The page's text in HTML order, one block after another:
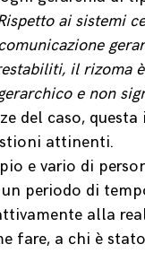
ai sistemi
il rizoma
e non
del caso,
attinenti.
e vario di
periodo di
alla
fare, a chi è